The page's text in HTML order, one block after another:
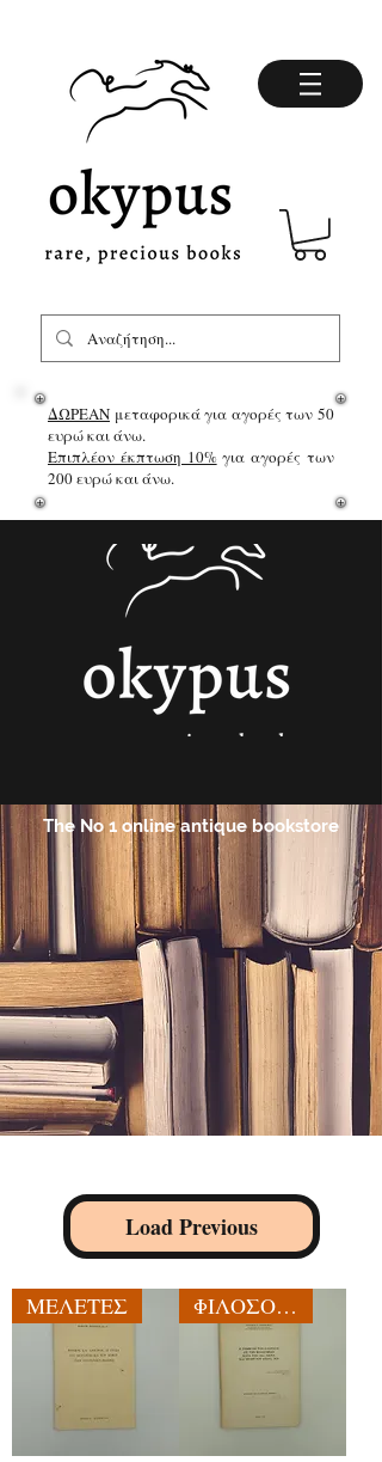
ΔΩΡΕΑΝ μεταφορικά για αγορές των 50
ευρώ και άνω.
Επιπλέον έκπτωση 10%για αγορές των
200 ευρώ και άνω.
The No 1 online antique bookstore
Load Previous
ΜΕΛΕΤΕΣ ΦΙΛΟΣΟΦΙΑ